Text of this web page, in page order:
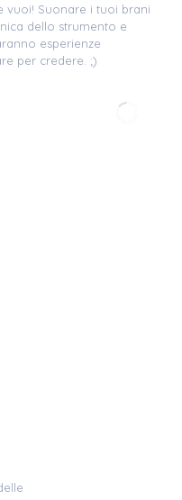
vuoi! Suonare i tuoi brani
dello strumento e
esperienze
per credere. ;)